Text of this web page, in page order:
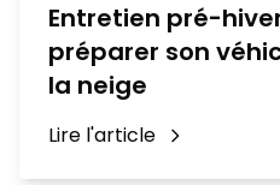
Entretien pré-
préparer son
la neige
Lire l'article